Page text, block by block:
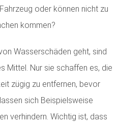
oder können nicht zu
kommen?
Wasserschäden geht, sind
Mittel. Nur sie schaffen es, die
zügig zu entfernen, bevor
sich Beispielsweise
verhindern. Wichtig ist, dass